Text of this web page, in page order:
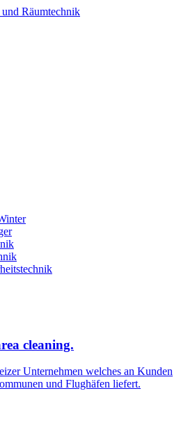
cleaning.
Unternehmen welches an Kunden
und Flughäfen liefert.